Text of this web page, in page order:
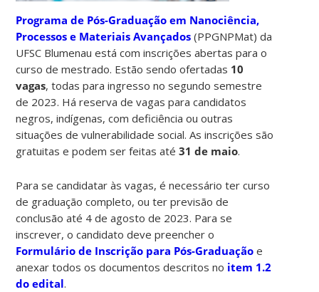
Programa de Pós-Graduação em Nanociência,
Processos e Materiais Avançados (PPGNPMat) da
UFSC Blumenau está com inscrições abertas para o
curso de mestrado. Estão sendo ofertadas 10
vagas, todas para ingresso no segundo semestre
de 2023. Há reserva de vagas para candidatos
negros, indígenas, com deficiência ou outras
situações de vulnerabilidade social. As inscrições são
gratuitas e podem ser feitas até31 de maio.
Para se candidatar às vagas, é necessário ter curso
de graduação completo, ou ter previsão de
conclusão até 4 de agosto de 2023. Para se
inscrever, o candidato deve preencher o
Formulário de Inscrição para Pós-Graduação e
anexar todos os documentos descritos no item 1.2
do edital.